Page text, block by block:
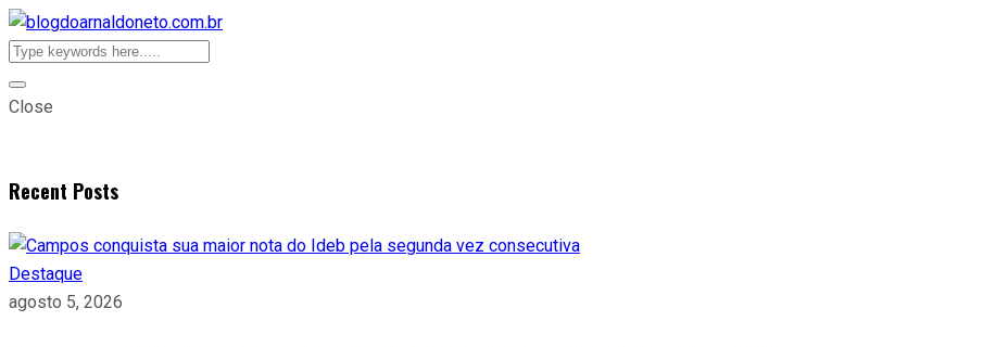
Close
Recent Posts
Destaque
agosto 5, 2026